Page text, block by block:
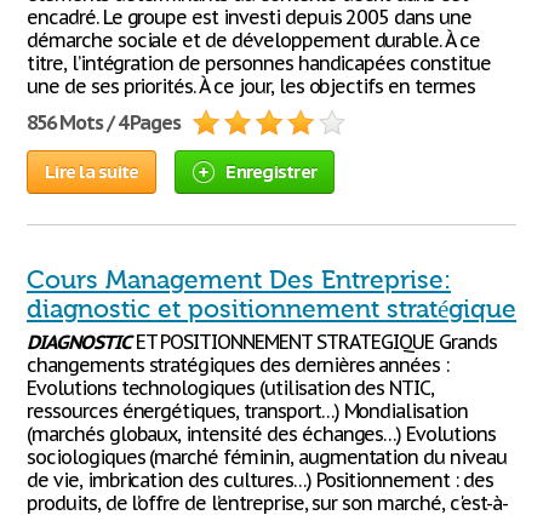
encadré. Le groupe est investi depuis 2005 dans une
démarche sociale et de développement durable. À ce
titre, l’intégration de personnes handicapées constitue
une de ses priorités. À ce jour, les objectifs en termes
856 Mots / 4 Pages
Lire la suite Enregistrer
Cours Management Des Entreprise:
diagnostic et positionnement stratégique
DIAGNOSTICET POSITIONNEMENT STRATEGIQUE Grands
changements stratégiques des dernières années :
Evolutions technologiques (utilisation des NTIC,
ressources énergétiques, transport…) Mondialisation
(marchés globaux, intensité des échanges…) Evolutions
sociologiques (marché féminin, augmentation du niveau
de vie, imbrication des cultures…) Positionnement : des
produits, de l’offre de l’entreprise, sur son marché, c'est-à-